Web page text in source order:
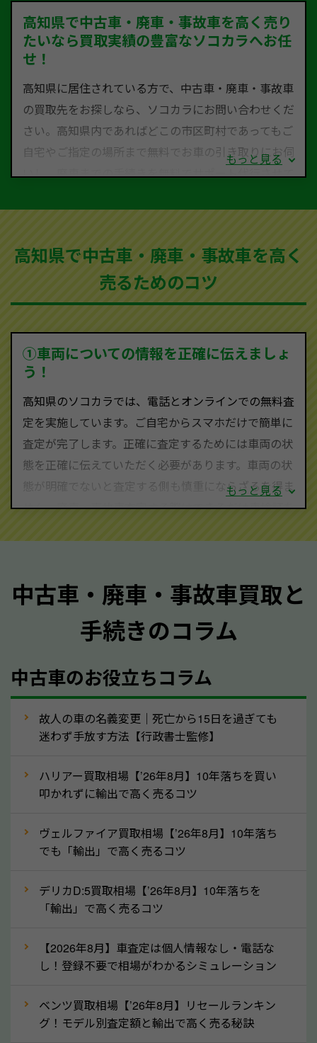
高知県で中古車・廃車・事故車を高く売り
たいなら買取実績の豊富なソコカラへお任
せ！
高知県に居住されている方で、中古車・廃車・事故車
の買取先をお探しなら、ソコカラにお問い合わせくだ
さい。高知県内であればどこの市区町村であってもご
自宅やご指定の場所まで無料でお車の引き取りにお伺
いし、廃車までの手続きを無料でサポート代行させて
買取可能です。
ソコカラは世界１１０か国に独自の販売ネットワーク
を持ち、国内に自社物流網、自社ヤードをもっている
を実現し、お客様に利益を還元することができるので
す。
590-870）までお問い合わせ下さい。
査定・ご相談・見積もりはすべて無料で行います。安
心してお問い合わせください。
もっと見る
高知県で中古車・廃車・事故車を高く
売るためのコツ
①車両についての情報を正確に伝えましょ
う！
高知県のソコカラでは、電話とオンラインでの無料査
定を実施しています。ご自宅からスマホだけで簡単に
査定が完了します。正確に査定するためには車両の状
態を正確に伝えていただく必要があります。車両の状
態が明確でないと査定する側も慎重にならざるを得ま
せん。廃車・事故車査定する際はできるだけ車検証を
質問させていただく内容は以下の通りとなります。
メーカー／車種
型式／グレード
走行距離（例：約〇万キロ）
車検の満了日
内装や外装の状態
定を行い高価買取価格をつけやすくなります。
ってきます！
月割りで返還されるものです。ですから、自動車税の
還付金は早めに売却するほど多く還付されます。不要
③自動車税の還付金の扱いについて確認し
車を廃車にすると、自動車税の還付金を受け取ること
もっと見る
中古車・廃車・事故車買取と
手続きのコラム
中古車のお役立ちコラム
故人の車の名義変更｜死亡から15日を過ぎても
迷わず手放す方法【行政書士監修】
ハリアー買取相場【’26年8月】10年落ちを買い
叩かれずに輸出で高く売るコツ
ヴェルファイア買取相場【’26年8月】10年落ち
でも「輸出」で高く売るコツ
デリカD:5買取相場【’26年8月】10年落ちを
「輸出」で高く売るコツ
【2026年8月】車査定は個人情報なし・電話な
し！登録不要で相場がわかるシミュレーション
ベンツ買取相場【’26年8月】リセールランキン
グ！モデル別査定額と輸出で高く売る秘訣